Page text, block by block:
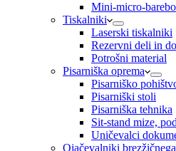
Mini-micro-
Tiskalniki
Laserski tiskalniki
Rezervni deli in
Potrošni material
Pisarniška oprema
Pisarniško
Pisarniški stoli
Pisarniška tehnika
Sit-stand mize,
Uničevalci
Ojačevalniki